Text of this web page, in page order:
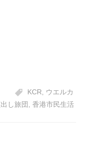
KCR, ウエルカ
し旅団 香港市民生活